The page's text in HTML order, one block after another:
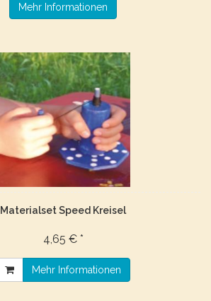
Mehr Informationen
Materialset Speed Kreisel
4,65 € *
Mehr Informationen